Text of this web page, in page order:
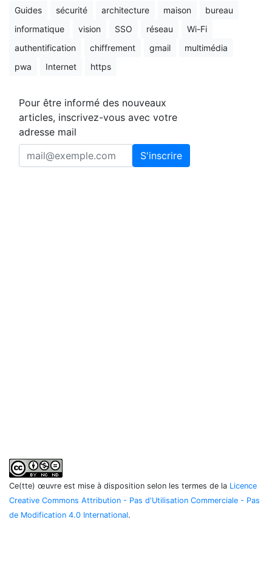
Guides sécurité architecture maison
bureau
informatique
vision SSO réseau
Wi-Fi
authentification
chiffrement gmail
multimédia
pwa
Internet https
Pour être informé des nouveaux
articles, inscrivez-vous avec votre
adresse mail
S'inscrire
Ce(tte) œuvre est mise à disposition selon les termes de la Licence
Creative Commons Attribution - Pas d'Utilisation Commerciale - Pas
de Modification 4.0 International.